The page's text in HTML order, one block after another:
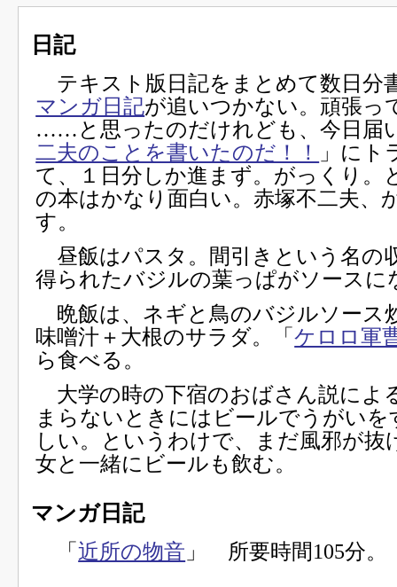
日記
テキスト版日記をまとめて数日分
マンガ日記が追いつかない。頑張っ
……と思ったのだけれども、今日届
二夫のことを書いたのだ！！
」にト
て、１日分しか進まず。がっくり。
の本はかなり面白い。赤塚不二夫、
す。
昼飯はパスタ。間引きという名の
得られたバジルの葉っぱがソースに
晩飯は、ネギと鳥のバジルソース
味噌汁＋大根のサラダ。「ケロロ軍
ら食べる。
大学の時の下宿のおばさん説によ
まらないときにはビールでうがい
しい。というわけで、まだ風邪が抜
女と一緒にビールも飲む。
マンガ日記
「近所の物音 」 所要時間105分。